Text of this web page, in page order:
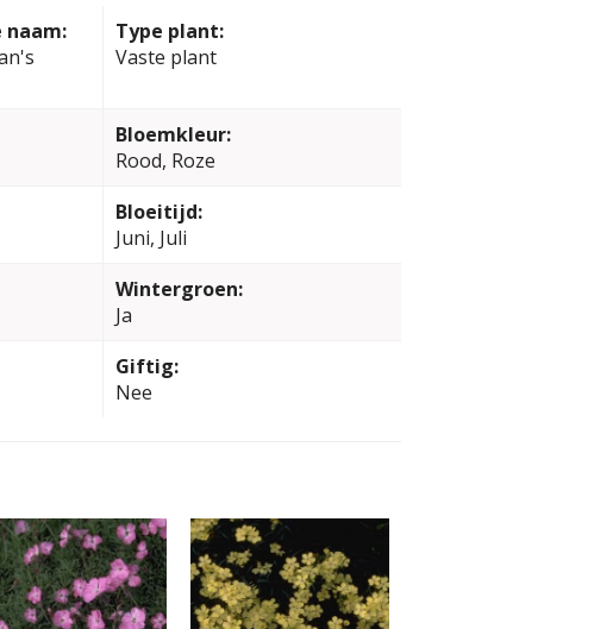
naam:
Type plant:
Vaste plant
Bloemkleur:
Rood, Roze
Bloeitijd:
Juni, Juli
Wintergroen:
Ja
Giftig:
Nee